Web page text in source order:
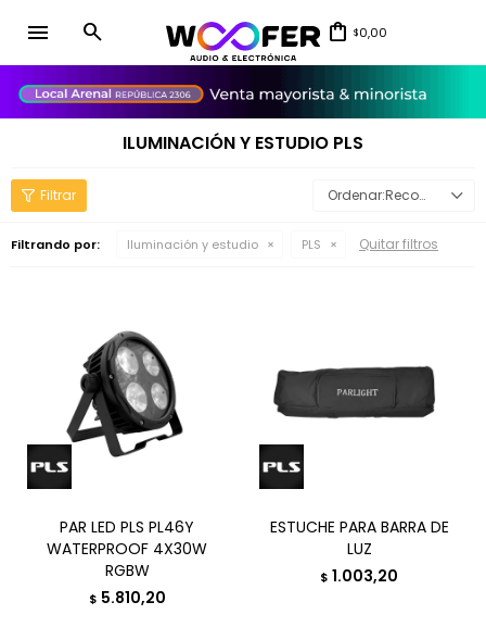
menu $0,00
ILUMINACIÓN Y ESTUDIO PLS
Recomendados
Filtrando por: Iluminación y estudio PLS Quitar filtros
PAR LED PLS PL46Y
WATERPROOF 4X30W
RGBW
$ 5.810,20
ESTUCHE PARA BARRA DE
LUZ
$ 1.003,20
close